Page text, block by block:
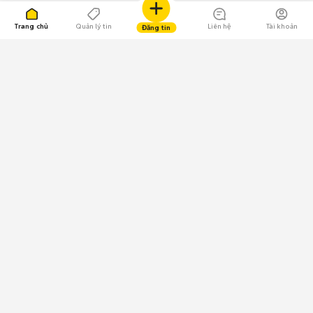
Trang chủ Quản lý tin Đăng tin Liên hệ Tài khoản